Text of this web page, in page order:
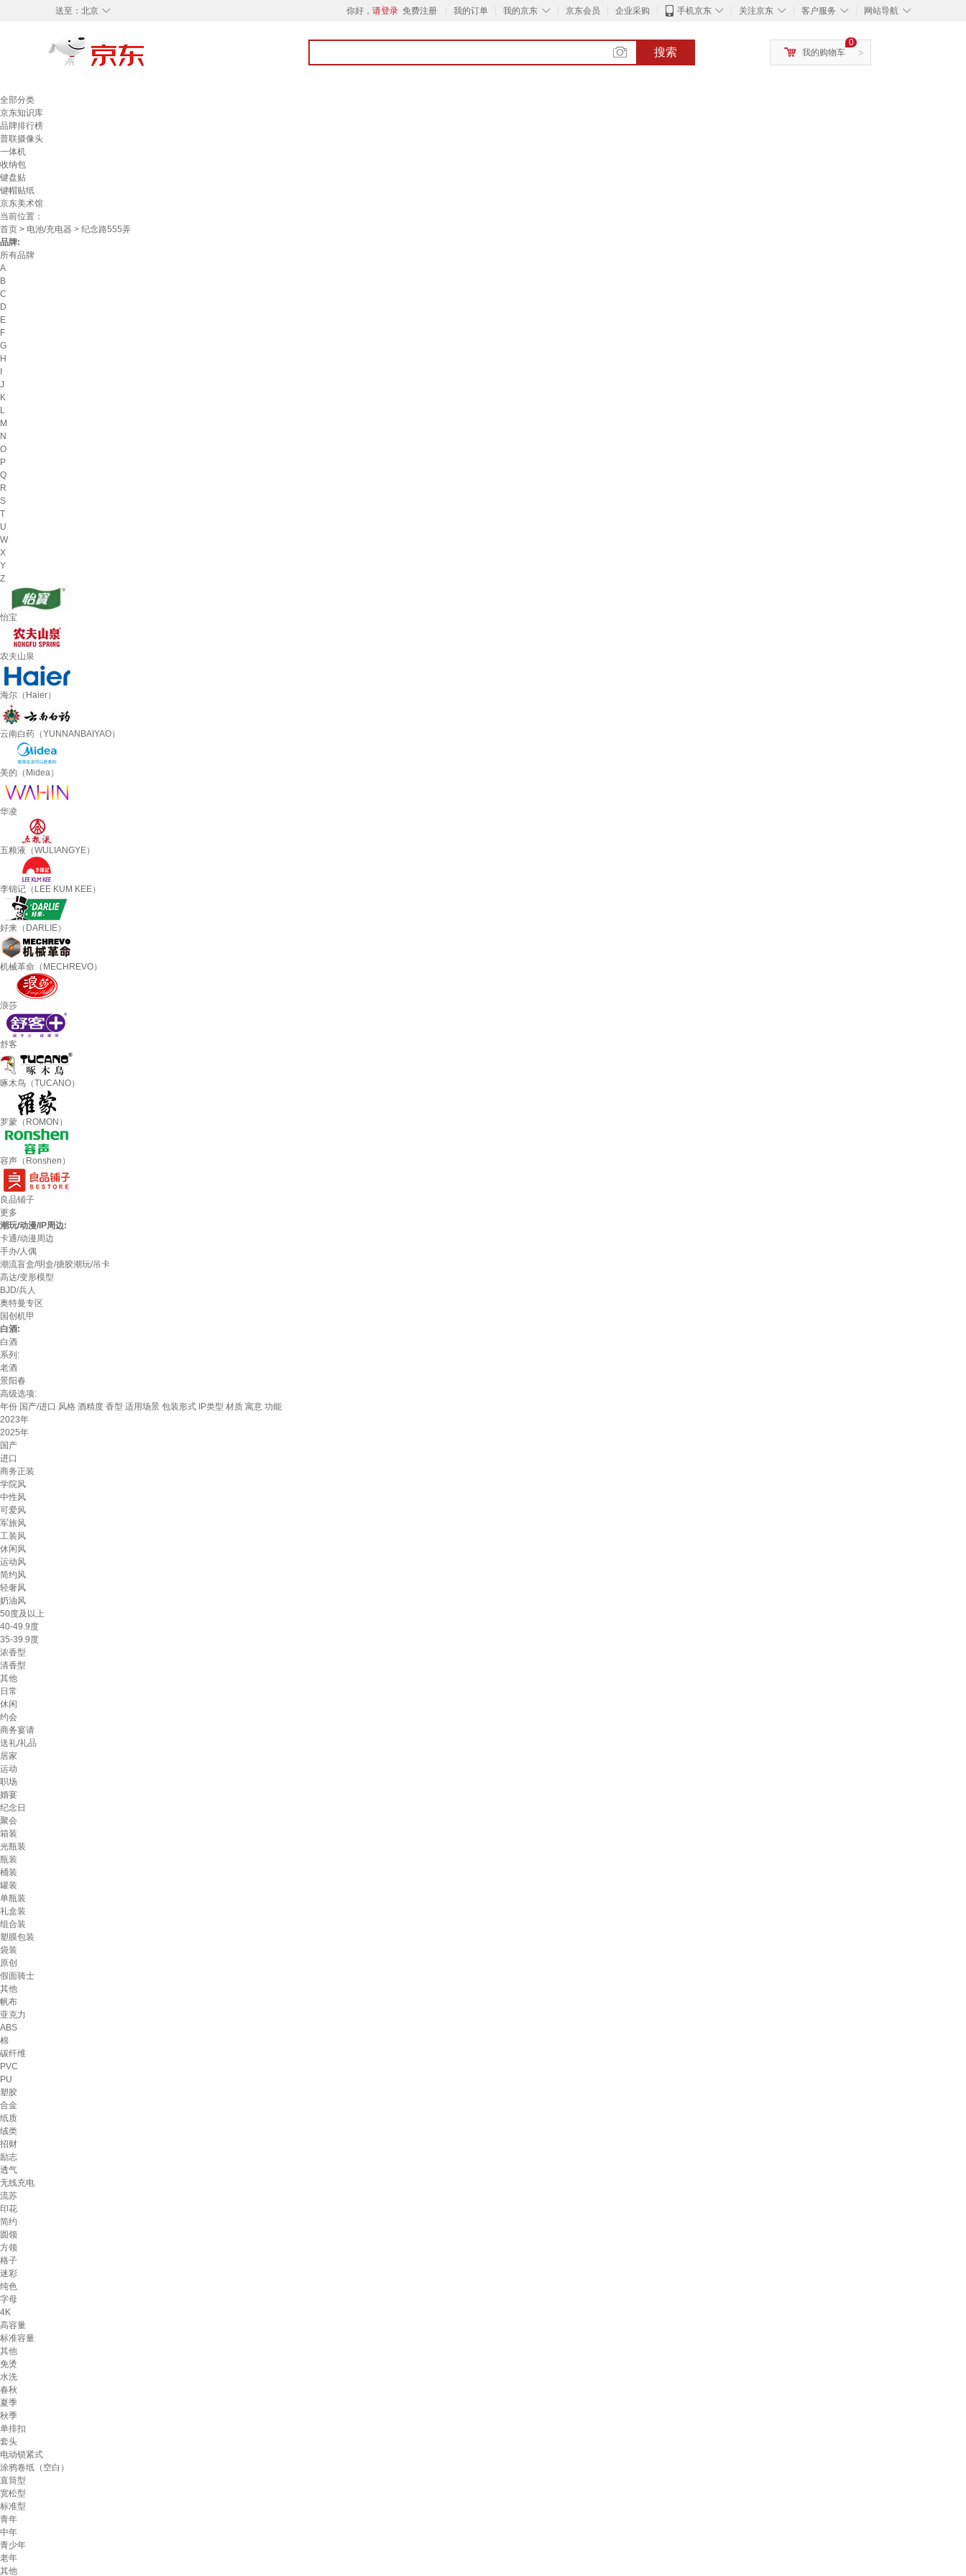
◇
送至： 北京 你好， 请登录 免费注册 我的订单 ◇
我的京东 京东会员 企业采购 ◇
手机京东 ◇
关注京东 ◇
客户服务 ◇
网站导航
搜索 >
0
我的购物车
全部分类
京东知识库
品牌排行榜
普联摄像头
一体机
收纳包
键盘贴
键帽贴纸
京东美术馆
当前位置：
首页 > 电池/充电器 > 纪念路555弄
品牌:
所有品牌
A
B
C
D
E
F
G
H
J
K
L
M
N
O
P
Q
R
S
T
U
W
X
Y
Z
怡宝
农夫山泉
海尔（Haier）
云南白药（YUNNANBAIYAO）
美的（Midea）
华凌
五粮液（WULIANGYE）
李锦记（LEE KUM KEE）
好来（DARLIE）
机械革命（MECHREVO）
浪莎
舒客
啄木鸟（TUCANO）
罗蒙（ROMON）
容声（Ronshen）
良品铺子
更多
潮玩/动漫/IP周边:
卡通/动漫周边
手办/人偶
潮流盲盒/明盒/搪胶潮玩/吊卡
高达/变形模型
BJD/兵人
奥特曼专区
国创机甲
白酒:
白酒
系列:
老酒
景阳春
高级选项:
年份 国产/进口 风格 酒精度 香型 适用场景 包装形式 IP类型 材质 寓意 功能
2023年
2025年
国产
进口
商务正装
学院风
中性风
可爱风
军旅风
工装风
休闲风
运动风
简约风
轻奢风
奶油风
50度及以上
40-49.9度
35-39.9度
浓香型
清香型
其他
日常
休闲
约会
商务宴请
送礼/礼品
居家
运动
职场
婚宴
纪念日
聚会
箱装
光瓶装
瓶装
桶装
罐装
单瓶装
礼盒装
组合装
塑膜包装
袋装
原创
假面骑士
其他
帆布
亚克力
ABS
棉
碳纤维
PVC
PU
塑胶
合金
纸质
绒类
招财
励志
透气
无线充电
流苏
印花
简约
圆领
方领
格子
迷彩
纯色
字母
4K
高容量
标准容量
其他
免烫
水洗
春秋
夏季
秋季
单排扣
套头
电动锁紧式
涂鸦卷纸（空白）
直筒型
宽松型
标准型
青年
中年
青少年
老年
其他